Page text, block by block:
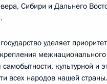
Сибири и Дальнего
уделяет
межнационального
культурной и
всех народов нашей